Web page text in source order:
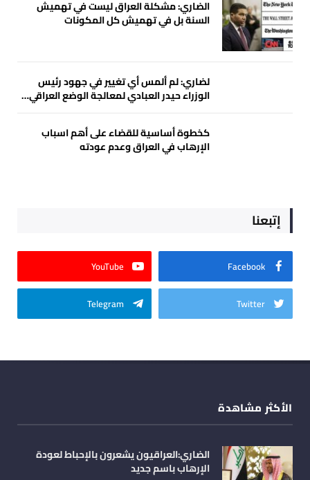
الضاري: مشكلة العراق ليست في تهميش
السنة بل في تهميش كل المكونات
لضاري: لم ألمس أي تغيير في جهود رئيس
الوزراء حيدر العبادي لمعالجة الوضع العراقي…
كخطوة أساسية للقضاء على أهم اسباب
الإرهاب في العراق وعدم عودته
إتبعنا
Facebook
YouTube
Twitter
Telegram
الأكثر مشاهدة
الضاري:العراقيون يشعرون بالإحباط لعودة
الإرهاب باسم جديد